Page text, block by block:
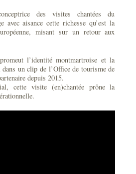
des visites chantées du
avec aisance cette richesse qu’est la
misant sur un retour aux
l’identité montmartroise et la
dans un clip de l’Office de tourisme de
depuis 2015.
cette visite (en)chantée prône la